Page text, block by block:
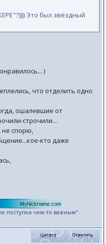
Это был звёздный
)
что отделить одно
ошалевшие от
строчили...
не спорю,
кто даже
поступки чем-то важным".